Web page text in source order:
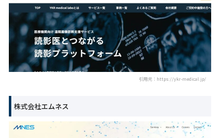
引用元：https://ykr-medical.jp/
株式会社エムネス